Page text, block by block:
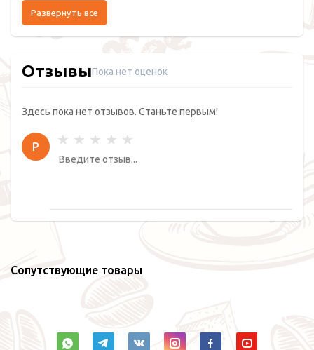
Развернуть все
ОтзывыПока нет оценок
Здесь пока нет отзывов. Станьте первым!
Р
Сопутствующие товары